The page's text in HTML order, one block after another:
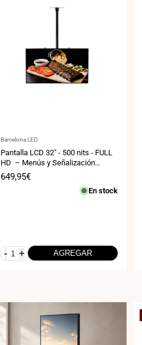
Proveedor:
Barcelona LED
Pantalla LCD 32" - 500 nits - FULL
HD – Menús y Señalización
Digital - Soporte de techo
Precio
649,95€
En stock
- + AGREGAR